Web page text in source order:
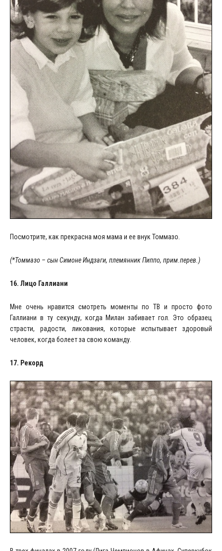
Посмотрите, как прекрасна моя мама и ее внук Томмазо.
(*Томмазо – сын Симоне Индзаги, племянник Пиппо, прим.перев.)
16. Лицо Галлиани
Мне очень нравится смотреть моменты по ТВ и просто фото
Галлиани в ту секунду, когда Милан забивает гол. Это образец
страсти, радости, ликования, которые испытывает здоровый
человек, когда болеет за свою команду.
17. Рекорд